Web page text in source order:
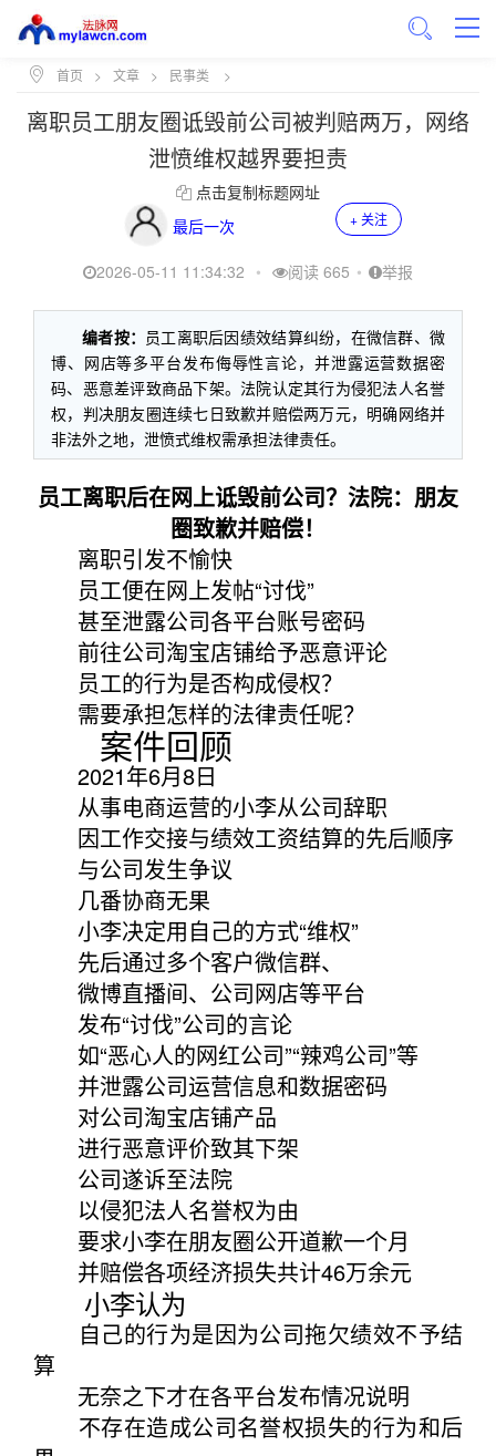
首页 > 文章 > 民事类 >
离职员工朋友圈诋毁前公司被判赔两万，网络
泄愤维权越界要担责
点击复制标题网址
最后一次
+ 关注
2026-05-11 11:34:32 • 阅读 665 • 举报
编者按： 员工离职后因绩效结算纠纷，在微信群、微
博、网店等多平台发布侮辱性言论，并泄露运营数据密
码、恶意差评致商品下架。法院认定其行为侵犯法人名誉
权，判决朋友圈连续七日致歉并赔偿两万元，明确网络并
非法外之地，泄愤式维权需承担法律责任。
员工离职后在网上诋毁前公司？法院：朋友
圈致歉并赔偿！
离职引发不愉快
员工便在网上发帖“讨伐”
甚至泄露公司各平台账号密码
前往公司淘宝店铺给予恶意评论
员工的行为是否构成侵权？
需要承担怎样的法律责任呢？
案件回顾
2021年6月8日
从事电商运营的小李从公司辞职
因工作交接与绩效工资结算的先后顺序
与公司发生争议
几番协商无果
小李决定用自己的方式“维权”
先后通过多个客户微信群、
微博直播间、公司网店等平台
发布“讨伐”公司的言论
如“恶心人的网红公司”“辣鸡公司”等
并泄露公司运营信息和数据密码
对公司淘宝店铺产品
进行恶意评价致其下架
公司遂诉至法院
以侵犯法人名誉权为由
要求小李在朋友圈公开道歉一个月
并赔偿各项经济损失共计46万余元
小李认为
自己的行为是因为公司拖欠绩效不予结
算
无奈之下才在各平台发布情况说明
不存在造成公司名誉权损失的行为和后